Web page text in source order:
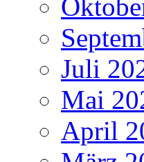
Juli
Mai
April